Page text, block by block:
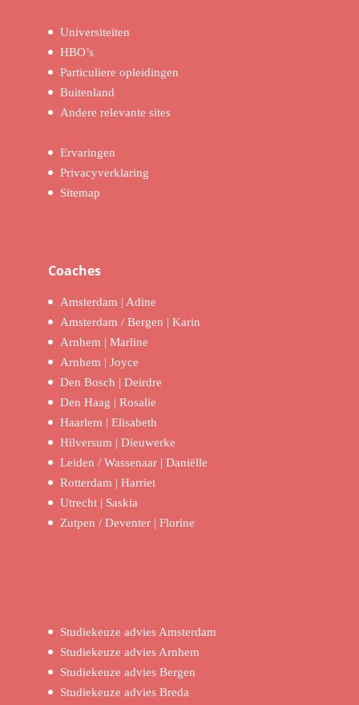
Universiteiten
HBO’s
Particuliere opleidingen
Buitenland
Andere relevante sites
Ervaringen
Privacyverklaring
Sitemap
Coaches
Amsterdam | Adine
Amsterdam / Bergen | Karin
Arnhem | Marline
Arnhem | Joyce
Den Bosch | Deirdre
Den Haag | Rosalie
Haarlem | Elisabeth
Hilversum | Dieuwerke
Leiden / Wassenaar | Daniëlle
Rotterdam | Harriet
Utrecht | Saskia
Zutpen / Deventer | Florine
Studiekeuze advies Amsterdam
Studiekeuze advies Arnhem
Studiekeuze advies Bergen
Studiekeuze advies Breda